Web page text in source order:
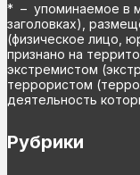
* – упоминаемое в
заголовках),
(физическое лицо,
признано на
экстремистом
террористом
деятельность
Рубрики